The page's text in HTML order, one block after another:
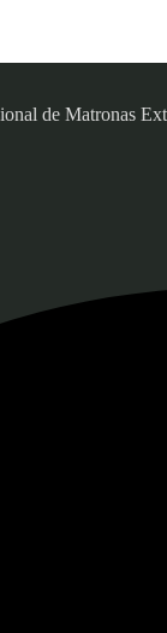
de Matronas